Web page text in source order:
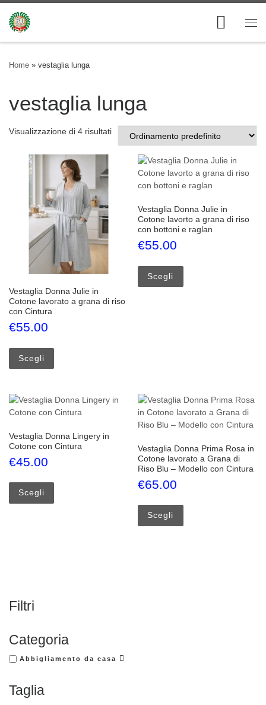
Skip to content
Home » vestaglia lunga
vestaglia lunga
Visualizzazione di 4 risultati
Vestaglia Donna Julie in
Cotone lavorato a grana di riso
con Cintura
€55.00
Scegli
Vestaglia Donna Julie in
Cotone lavorto a grana di riso
con bottoni e raglan
€55.00
Scegli
Vestaglia Donna Lingery in
Cotone con Cintura
€45.00
Scegli
Questo prodotto ha più varianti. Le opzioni possono
Vestaglia Donna Prima Rosa in
Cotone lavorato a Grana di
Riso Blu – Modello con Cintura
€65.00
Scegli
Filtri
Categoria
Abbigliamento da casa
Taglia